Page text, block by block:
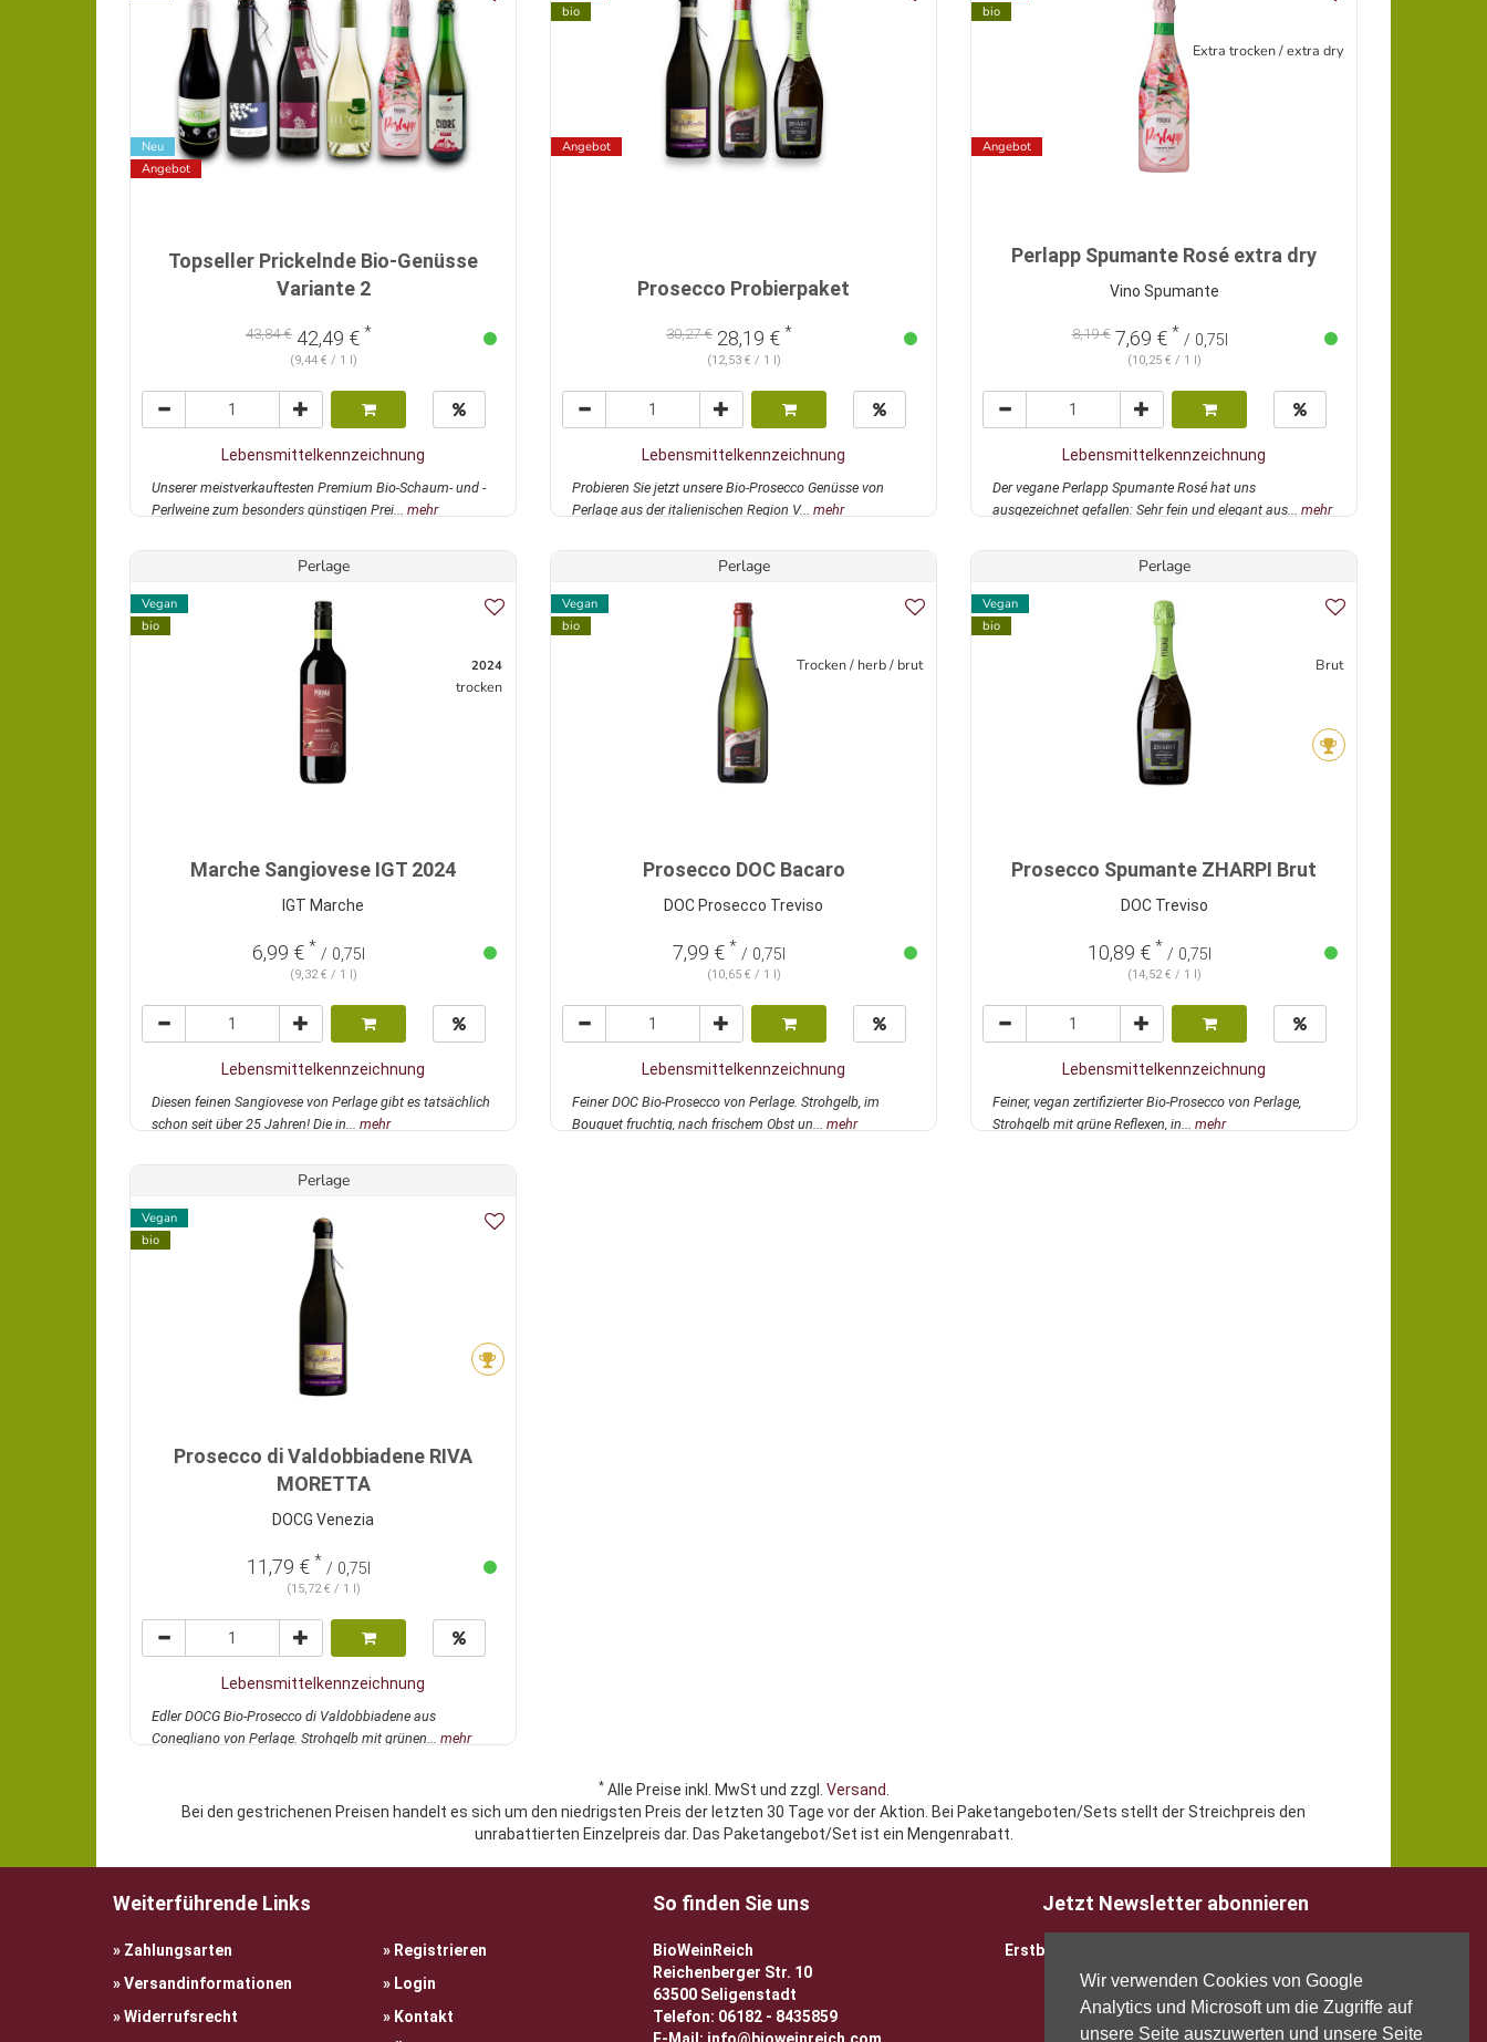
Wir verwenden Cookies von Google
Analytics und Microsoft um die Zugriffe auf
unsere Seite auszuwerten und unsere Seite
Neu
Angebot
Topseller Prickelnde Bio-Genüsse
Variante 2
43,84 € 42,49 € *
(9,44 € / 1 l)
Lebensmittelkennzeichnung
Unserer meistverkauftesten Premium Bio-Schaum- und -
Perlweine zum besonders günstigen Prei... mehr
bio
Angebot
Prosecco Probierpaket
30,27 € 28,19 € *
(12,53 € / 1 l)
Lebensmittelkennzeichnung
Probieren Sie jetzt unsere Bio-Prosecco Genüsse von
Perlage aus der italienischen Region V... mehr
bio
Angebot
Extra trocken / extra dry
Perlapp Spumante Rosé extra dry
Vino Spumante
8,19 €7,69 € * / 0,75l
(10,25 € / 1 l)
Lebensmittelkennzeichnung
Der vegane Perlapp Spumante Rosé hat uns
ausgezeichnet gefallen: Sehr fein und elegant aus... mehr
Perlage
Vegan
bio
2024
trocken
Marche Sangiovese IGT 2024
IGT Marche
6,99 € * / 0,75l
(9,32 € / 1 l)
Lebensmittelkennzeichnung
Diesen feinen Sangiovese von Perlage gibt es tatsächlich
schon seit über 25 Jahren! Die in... mehr
Perlage
Vegan
bio
Trocken / herb / brut
Prosecco DOC Bacaro
DOC Prosecco Treviso
7,99 € * / 0,75l
(10,65 € / 1 l)
Lebensmittelkennzeichnung
Feiner DOC Bio-Prosecco von Perlage. Strohgelb, im
Bouquet fruchtig, nach frischem Obst un... mehr
Perlage
Vegan
bio
Brut
Prosecco Spumante ZHARPI Brut
DOC Treviso
10,89 € * / 0,75l
(14,52 € / 1 l)
Lebensmittelkennzeichnung
Feiner, vegan zertifizierter Bio-Prosecco von Perlage,
Strohgelb mit grüne Reflexen, in... mehr
Perlage
Vegan
bio
Prosecco di Valdobbiadene RIVA
MORETTA
DOCG Venezia
11,79 € * / 0,75l
(15,72 € / 1 l)
Lebensmittelkennzeichnung
Edler DOCG Bio-Prosecco di Valdobbiadene aus
Conegliano von Perlage. Strohgelb mit grünen... mehr
*Alle Preise inkl. MwSt und zzgl. Versand.
Bei den gestrichenen Preisen handelt es sich um den niedrigsten Preis der letzten 30 Tage vor der Aktion. Bei Paketangeboten/Sets stellt der Streichpreis den
unrabattierten Einzelpreis dar. Das Paketangebot/Set ist ein Mengenrabatt.
Weiterführende Links
Zahlungsarten
Versandinformationen
Widerrufsrecht
Registrieren
Login
Kontakt
So finden Sie uns
BioWeinReich
Reichenberger Str. 10
63500 Seligenstadt
Telefon: 06182 - 8435859
Jetzt Newsletter abonnieren
Erstbesteller sparen 5 EUR mit Gutscheincode